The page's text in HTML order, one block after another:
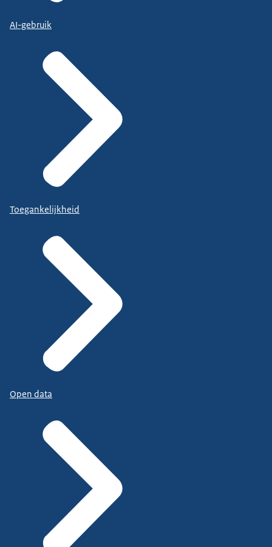
AI-gebruik
Toegankelijkheid
Open data